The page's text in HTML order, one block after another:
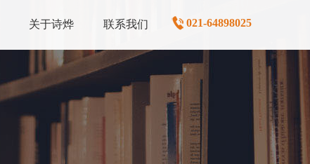
关于诗烨 联系我们 021-64898025